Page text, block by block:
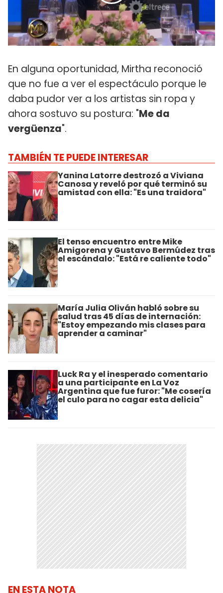
En alguna oportunidad, Mirtha reconoció
que no fue a ver el espectáculo porque le
daba pudor ver a los artistas sin ropa y
ahora sostuvo su postura: "Me da
vergüenza".
TAMBIÉN TE PUEDE INTERESAR
Yanina Latorre destrozó a Viviana
Canosa y reveló por qué terminó su
amistad con ella: "Es una traidora"
El tenso encuentro entre Mike
Amigorena y Gustavo Bermúdez tras
el escándalo: "Está re caliente todo"
María Julia Oliván habló sobre su
salud tras 45 días de internación:
"Estoy empezando mis clases para
aprender a caminar"
Luck Ra y el inesperado comentario
a una participante en La Voz
Argentina que fue furor: "Me cosería
el culo para no cagar esta delicia"
EN ESTA NOTA